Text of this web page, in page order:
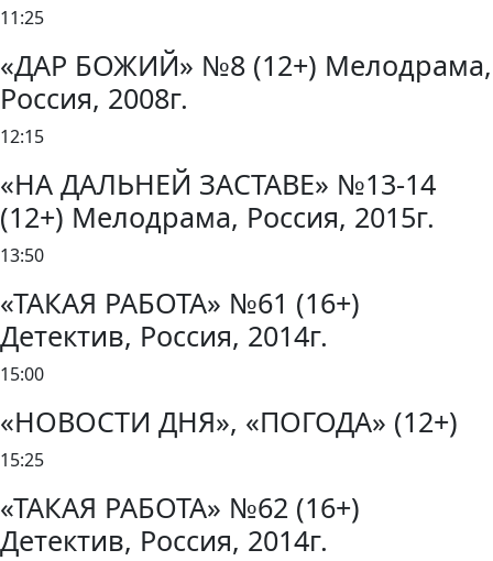
11:25
«ДАР БОЖИЙ» №8 (12+) Мелодрама,
Россия, 2008г.
12:15
«НА ДАЛЬНЕЙ ЗАСТАВЕ» №13-14
(12+) Мелодрама, Россия, 2015г.
13:50
«ТАКАЯ РАБОТА» №61 (16+)
Детектив, Россия, 2014г.
15:00
«НОВОСТИ ДНЯ», «ПОГОДА» (12+)
15:25
«ТАКАЯ РАБОТА» №62 (16+)
Детектив, Россия, 2014г.